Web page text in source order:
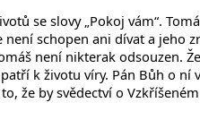
se slovy „Pokoj vám“.
není schopen ani dívat a
není nikterak odsouzen.
k životu víry. Pán Bůh o ní
že by svědectví o